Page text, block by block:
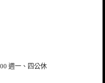
週一、四公休